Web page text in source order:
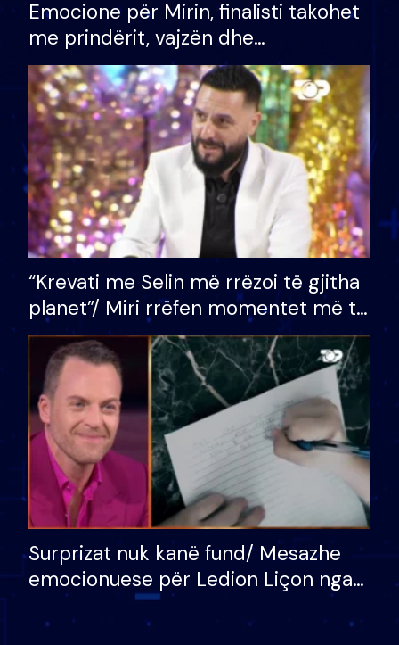
Emocione për Mirin, finalisti takohet
me prindërit, vajzën dhe
bashkëshorten: S’kemi ndonjë letër
divorci apo jo?
“Krevati me Selin më rrëzoi të gjitha
planet”/ Miri rrëfen momentet më të
bukura në shtëpinë e BB VIP: Do më
mungojë zilja e mëngjesit kur…
Surprizat nuk kanë fund/ Mesazhe
emocionuese për Ledion Liçon nga
nëna dhe fëmijët e tij, moderatori
nuk i mban dot lotët: Nuk meritoj…